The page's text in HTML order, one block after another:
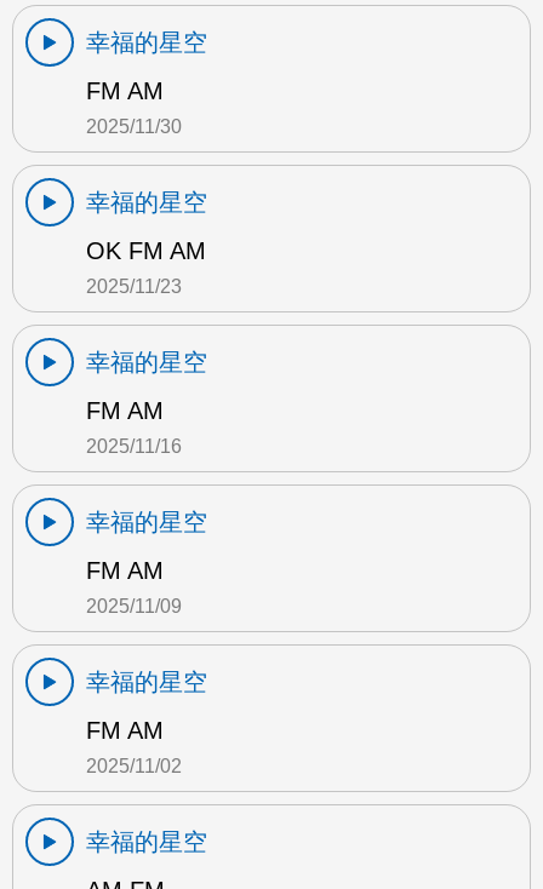
幸福的星空
FM AM
2025/11/30
幸福的星空
OK FM AM
2025/11/23
幸福的星空
FM AM
2025/11/16
幸福的星空
FM AM
2025/11/09
幸福的星空
FM AM
2025/11/02
幸福的星空